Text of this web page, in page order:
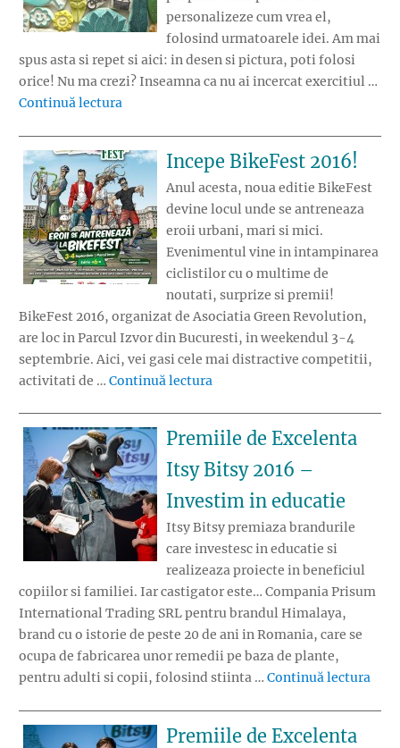
personalizeze cum vrea el,
folosind urmatoarele idei. Am mai
spus asta si repet si aici: in desen si pictura, poti folosi
orice! Nu ma crezi? Inseamna ca nu ai incercat exercitiul …
Continuă lectura
Incepe BikeFest 2016!
Anul acesta, noua editie BikeFest
devine locul unde se antreneaza
eroii urbani, mari si mici.
Evenimentul vine in intampinarea
ciclistilor cu o multime de
noutati, surprize si premii!
BikeFest 2016, organizat de Asociatia Green Revolution,
are loc in Parcul Izvor din Bucuresti, in weekendul 3-4
septembrie. Aici, vei gasi cele mai distractive competitii,
activitati de … Continuă lectura
Premiile de Excelenta
Itsy Bitsy 2016 –
Investim in educatie
Itsy Bitsy premiaza brandurile
care investesc in educatie si
realizeaza proiecte in beneficiul
copiilor si familiei. Iar castigator este… Compania Prisum
International Trading SRL pentru brandul Himalaya,
brand cu o istorie de peste 20 de ani in Romania, care se
ocupa de fabricarea unor remedii pe baza de plante,
pentru adulti si copii, folosind stiinta … Continuă lectura
Premiile de Excelenta